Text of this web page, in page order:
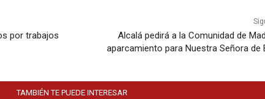
por trabajos
Alcalá pedirá a la Comunidad de
aparcamiento para Nuestra Señora de
TAMBIÉN TE PUEDE INTERESAR